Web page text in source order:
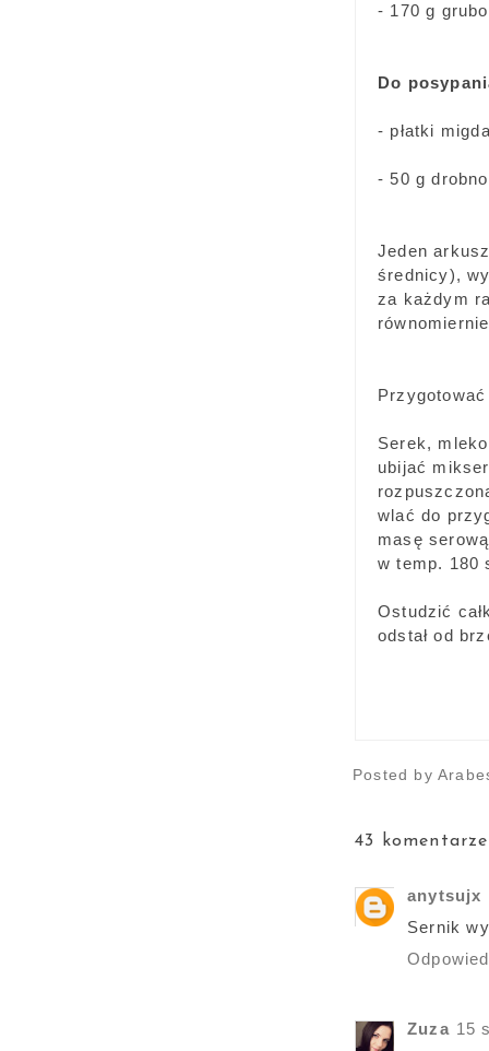
- 170 g
Do
- płatki
- 50 g
Jeden
średnicy),
za każdym
Serek,
ubijać
wlać do
masę
w temp. 180
Ostudzić
odstał od
Posted by
43
anytsujx
Sernik
Zuza 15